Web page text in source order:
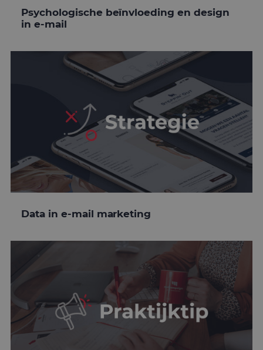
Psychologische beïnvloeding en design
in e-mail
Data in e-mail marketing